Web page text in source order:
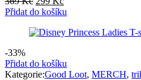
cena
369 Kč.
cena
299 Kč.
Přidat do košíku
-33%
Přidat do košíku
Kategorie:Good Loot, MERCH,